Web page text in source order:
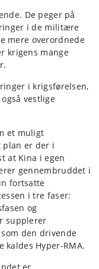
De peger på
i de militære
mere overordnede
krigens mange
i krigsførelsen,
vestlige
et muligt
plan er der i
at Kina i egen
gennembruddet i
fortsatte
i tre faser:
og
supplerer
den drivende
kaldes Hyper-RMA.